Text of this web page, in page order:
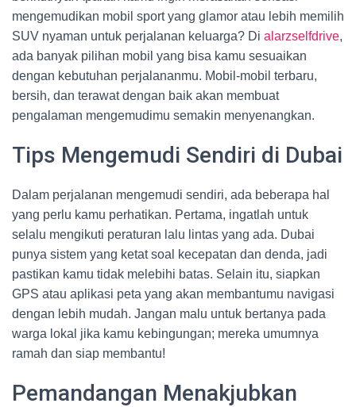
mengemudikan mobil sport yang glamor atau lebih memilih
SUV nyaman untuk perjalanan keluarga? Di alarzselfdrive,
ada banyak pilihan mobil yang bisa kamu sesuaikan
dengan kebutuhan perjalananmu. Mobil-mobil terbaru,
bersih, dan terawat dengan baik akan membuat
pengalaman mengemudimu semakin menyenangkan.
Tips Mengemudi Sendiri di Dubai
Dalam perjalanan mengemudi sendiri, ada beberapa hal
yang perlu kamu perhatikan. Pertama, ingatlah untuk
selalu mengikuti peraturan lalu lintas yang ada. Dubai
punya sistem yang ketat soal kecepatan dan denda, jadi
pastikan kamu tidak melebihi batas. Selain itu, siapkan
GPS atau aplikasi peta yang akan membantumu navigasi
dengan lebih mudah. Jangan malu untuk bertanya pada
warga lokal jika kamu kebingungan; mereka umumnya
ramah dan siap membantu!
Pemandangan Menakjubkan